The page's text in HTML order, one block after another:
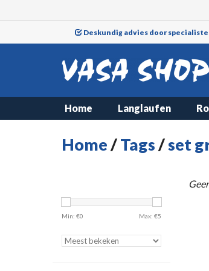
Deskundig advies door
Home Langlaufen
Home/Tags/set
Min: €0 Max: €5